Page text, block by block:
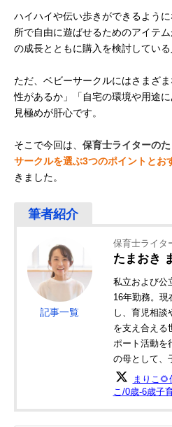
ハイハイや伝い歩きができるよう
所で自由に遊ばせるためのアイテ
の成長とともに購入を検討している
ただ、ベビーサークルにはさまざ
性があるか」「自宅の環境や用途
見極めが肝心です。
そこで今回は、 保育士ライターの
サークルを選ぶ3つのポイントとお
きました。
記事一覧
保育士ライタ
たまおき
私立および公
16年勤務。現
し、育児相談
を支え合える
ポート活動を
の母として、
まりこ
こ/0歳-6歳子